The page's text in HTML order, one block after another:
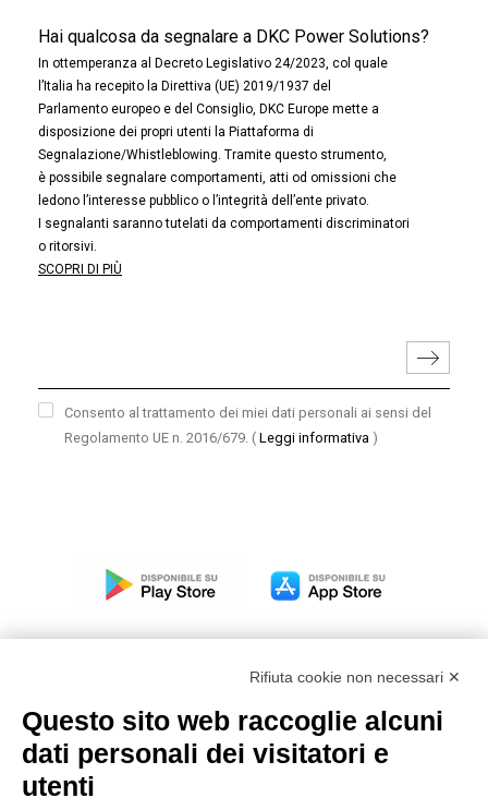
Hai qualcosa da segnalare a DKC Power Solutions?
In ottemperanza al Decreto Legislativo 24/2023, col quale
l’Italia ha recepito la Direttiva (UE) 2019/1937 del
Parlamento europeo e del Consiglio, DKC Europe mette a
disposizione dei propri utenti la Piattaforma di
Segnalazione/Whistleblowing. Tramite questo strumento,
è possibile segnalare comportamenti, atti od omissioni che
ledono l’interesse pubblico o l’integrità dell’ente privato.
I segnalanti saranno tutelati da comportamenti discriminatori
o ritorsivi.
SCOPRI DI PIÙ
Consento al trattamento dei miei dati personali ai sensi del
Regolamento UE n. 2016/679. ( Leggi informativa )
Modello organizzativo, gestione e controllo – D. lgs.
231/2001
Rifiuta cookie non necessari ✕
Questo sito web raccoglie alcuni
dati personali dei visitatori e
utenti